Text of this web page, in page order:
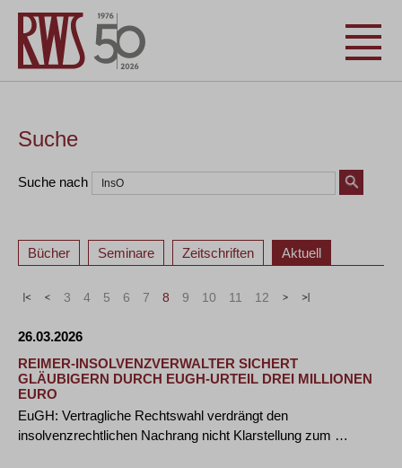
Suche
Suche nach
Bücher Seminare Zeitschriften Aktuell
« < 3 4 5 6 7 8 9 10 11 12 > »
26.03.2026
REIMER-INSOLVENZVERWALTER SICHERT
GLÄUBIGERN DURCH EUGH-URTEIL DREI MILLIONEN
EURO
EuGH: Vertragliche Rechtswahl verdrängt den
insolvenzrechtlichen Nachrang nicht Klarstellung zum …